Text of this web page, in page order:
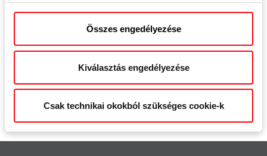
Összes engedélyezése
Kiválasztás engedélyezése
Csak technikai okokból szükséges cookie-k
Roto Patio Life
Komfort vasalat nagy méretű tolóajtókhoz
Tovább olvasom...